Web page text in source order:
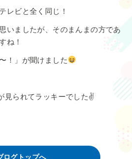
ビと全く同じ！
いましたが、そのまんまの方であ
ね！
！」が聞けました
見られてラッキーでした✌️
ログトップへ